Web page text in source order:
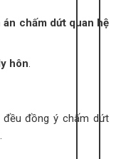
án chấm dứt quan hệ
hôn.
đồng ý chấm dứt